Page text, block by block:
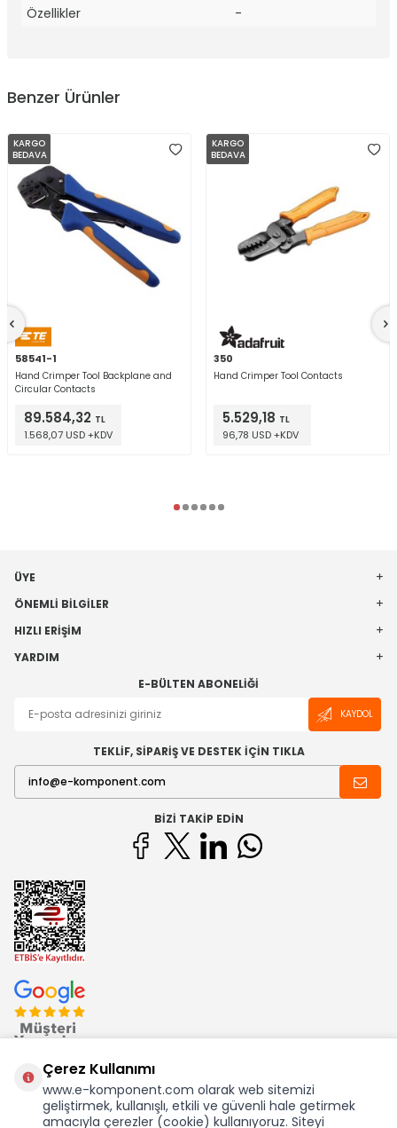
Özellikler
-
Benzer Ürünler
KARGO
BEDAVA
58541-1
Hand Crimper Tool Backplane and
Circular Contacts
89.584,32 TL
1.568,07 USD +KDV
KARGO
BEDAVA
350
Hand Crimper Tool Contacts
5.529,18 TL
96,78 USD +KDV
ÜYE
ÖNEMLI BILGILER
HIZLI ERIŞIM
YARDIM
E-BÜLTEN ABONELIĞI
KAYDOL
TEKLİF, SİPARİŞ VE DESTEK İÇİN TIKLA
BIZI TAKIP EDIN
Ekom Elk. Elektronik San. ve Tic. A.Ş.'nin Tescilli Bir Markasıdır
Çerez Kullanımı
www.e-komponent.com olarak web sitemizi
geliştirmek, kullanışlı, etkili ve güvenli hale getirmek
amacıyla çerezler (cookie) kullanıyoruz. Siteyi